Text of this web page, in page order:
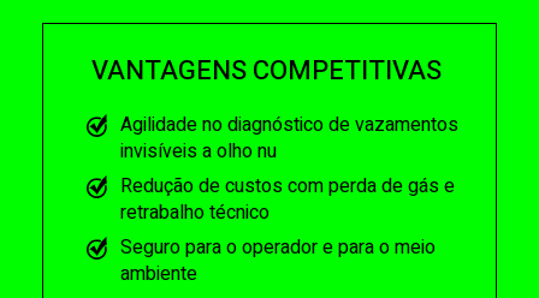
VANTAGENS COMPETITIVAS
Agilidade no diagnóstico de vazamentos
invisíveis a olho nu
Redução de custos com perda de gás e
retrabalho técnico
Seguro para o operador e para o meio
ambiente